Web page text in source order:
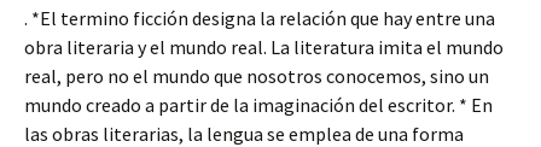
. *El termino ficción designa la relación que hay entre una
obra literaria y el mundo real. La literatura imita el mundo
real, pero no el mundo que nosotros conocemos, sino un
mundo creado a partir de la imaginación del escritor. * En
las obras literarias, la lengua se emplea de una forma